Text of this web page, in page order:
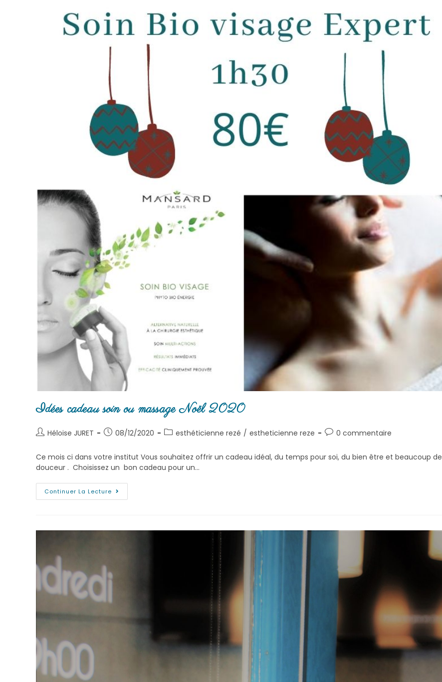
Idées cadeau soin ou massage Noël 2020
Héloise JURET 08/12/2020 esthéticienne rezé / estheticienne reze 0 commentaire
Ce mois ci dans votre institut Vous souhaitez offrir un cadeau idéal, du temps pour soi, du bien être et beaucoup de
douceur . Choisissez un bon cadeau pour un…
Continuer La Lecture